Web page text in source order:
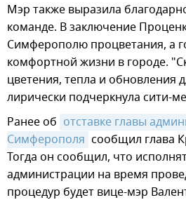
Мэр также выразила
команде. В заключение
Симферополю процветания, а
комфортной жизни в городе.
цветения, тепла и обновления
лирически подчеркнула сити-
Ранее об отставке главы
Симферополя сообщил глава
Тогда он сообщил, что
администрации на время
процедур будет вице-мэр